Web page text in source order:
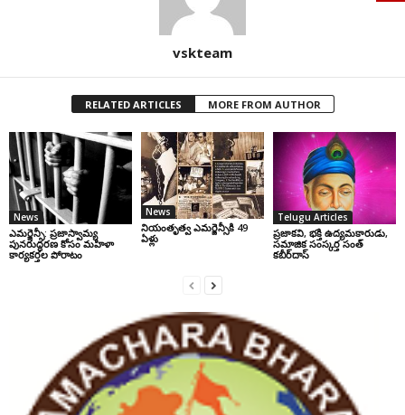
vskteam
RELATED ARTICLES MORE FROM AUTHOR
News
ఎమర్జెన్సీ: ప్రజాస్వామ్య
పునరుద్ధరణ కోసం మహిళా
కార్యకర్తల పోరాటం
News
నియంతృత్వ ఎమర్జెన్సీకి 49
ఏళ్లు
Telugu Articles
ప్రజాకవి, భక్తి ఉద్యమకారుడు,
సమాజిక సంస్కర్త సంత్‌
కబీర్‌దాస్‌